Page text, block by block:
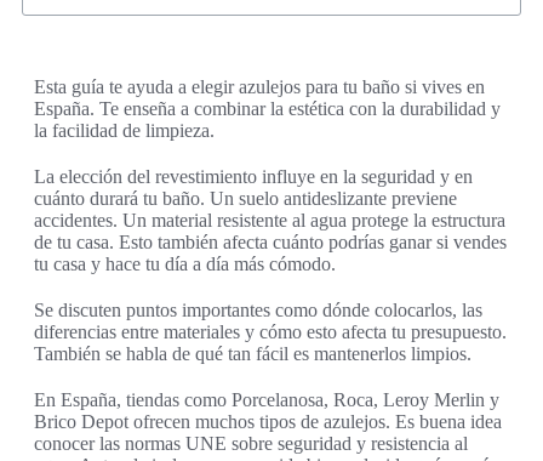
Esta guía te ayuda a elegir azulejos para tu baño si vives en
España. Te enseña a combinar la estética con la durabilidad y
la facilidad de limpieza.
La elección del revestimiento influye en la seguridad y en
cuánto durará tu baño. Un suelo antideslizante previene
accidentes. Un material resistente al agua protege la estructura
de tu casa. Esto también afecta cuánto podrías ganar si vendes
tu casa y hace tu día a día más cómodo.
Se discuten puntos importantes como dónde colocarlos, las
diferencias entre materiales y cómo esto afecta tu presupuesto.
También se habla de qué tan fácil es mantenerlos limpios.
En España, tiendas como Porcelanosa, Roca, Leroy Merlin y
Brico Depot ofrecen muchos tipos de azulejos. Es buena idea
conocer las normas UNE sobre seguridad y resistencia al